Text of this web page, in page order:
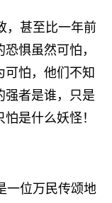
甚至比一年前
惧虽然可怕，
怕，他们不知
强者是谁，只是
是什么妖怪！
一位万民传颂地